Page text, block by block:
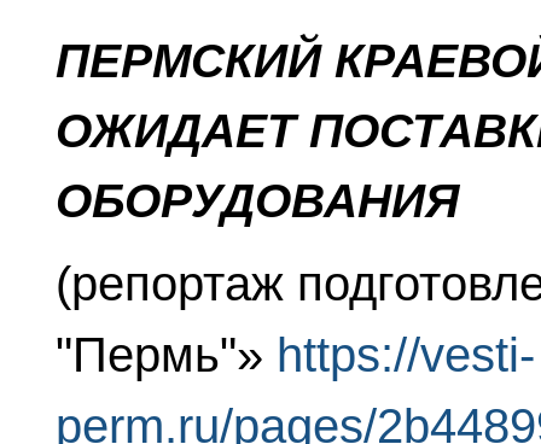
ПЕРМСКИЙ
ОЖИДАЕТ
ОБОРУДОВАНИЯ
(репортаж
"Пермь"» https://vesti-
perm.ru/pages/